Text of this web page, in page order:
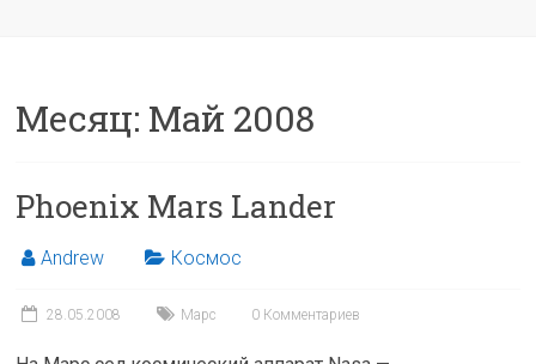
Месяц: Май 2008
Phoenix Mars Lander
Andrew Космос
28.05.2008 Марс 0 Комментариев